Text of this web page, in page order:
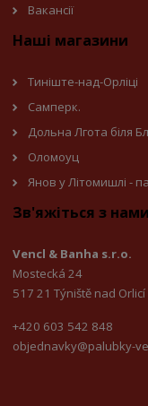
Вакансії
Наші магазини
Тиніште-над-Орліці
Самперк.
Дольна Лгота біля
Оломоуц
Янов у Літомишлі -
Зв'яжіться з нами
Vencl & Banha s.r.o.
Mostecká 24
517 21 Týniště nad Orlicí
+420 603 542 848
objednavky@palubky-